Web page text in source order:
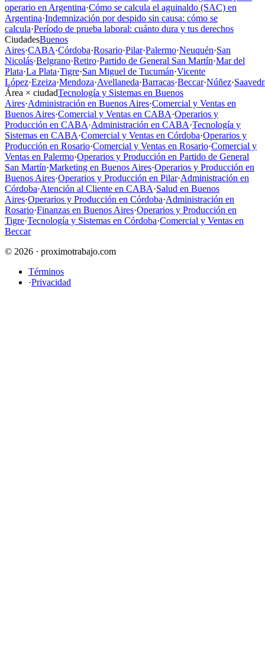
operario en Argentina·Cómo se calcula el aguinaldo (SAC) en
Argentina·Indemnización por despido sin causa: cómo se
calcula·Período de prueba laboral: cuánto dura y tus derechos
CiudadesBuenos
Aires·CABA·Córdoba·Rosario·Pilar·Palermo·Neuquén·San
Nicolás·Belgrano·Retiro·Partido de General San Martín·Mar del
Plata·La Plata·Tigre·San Miguel de Tucumán·Vicente
López·Ezeiza·Mendoza·Avellaneda·Barracas·Beccar·Núñez·
Área × ciudadTecnología y Sistemas en Buenos
Aires·Administración en Buenos Aires·Comercial y Ventas en
Buenos Aires·Comercial y Ventas en CABA·Operarios y
Producción en CABA·Administración en CABA·Tecnología y
Sistemas en CABA·Comercial y Ventas en Córdoba·Operarios y
Producción en Rosario·Comercial y Ventas en Rosario·Comercial y
Ventas en Palermo·Operarios y Producción en Partido de General
San Martín·Marketing en Buenos Aires·Operarios y Producción en
Buenos Aires·Operarios y Producción en Pilar·Administración en
Córdoba·Atención al Cliente en CABA·Salud en Buenos
Aires·Operarios y Producción en Córdoba·Administración en
Rosario·Finanzas en Buenos Aires·Operarios y Producción en
Tigre·Tecnología y Sistemas en Córdoba·Comercial y Ventas en
Beccar
© 2026 · proximotrabajo.com
Términos
·Privacidad